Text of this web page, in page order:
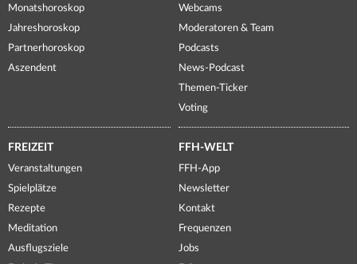
Monatshoroskop
Jahreshoroskop
Partnerhoroskop
Aszendent
Webcams
Moderatoren & Team
Podcasts
News-Podcast
Themen-Ticker
Voting
FREIZEIT
Veranstaltungen
Spielplätze
Rezepte
Meditation
Ausflugsziele
FFH-WELT
FFH-App
Newsletter
Kontakt
Frequenzen
Jobs